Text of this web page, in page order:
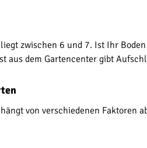
zwischen 6 und 7. Ist Ihr
aus dem Gartencenter gibt
von verschiedenen